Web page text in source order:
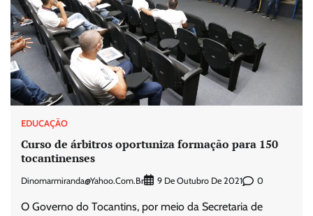
EDUCAÇÃO
Curso de árbitros oportuniza formação para 150
tocantinenses
Dinomarmiranda@yahoo.com.br 9 De Outubro De 2021 0
O Governo do Tocantins, por meio da Secretaria de